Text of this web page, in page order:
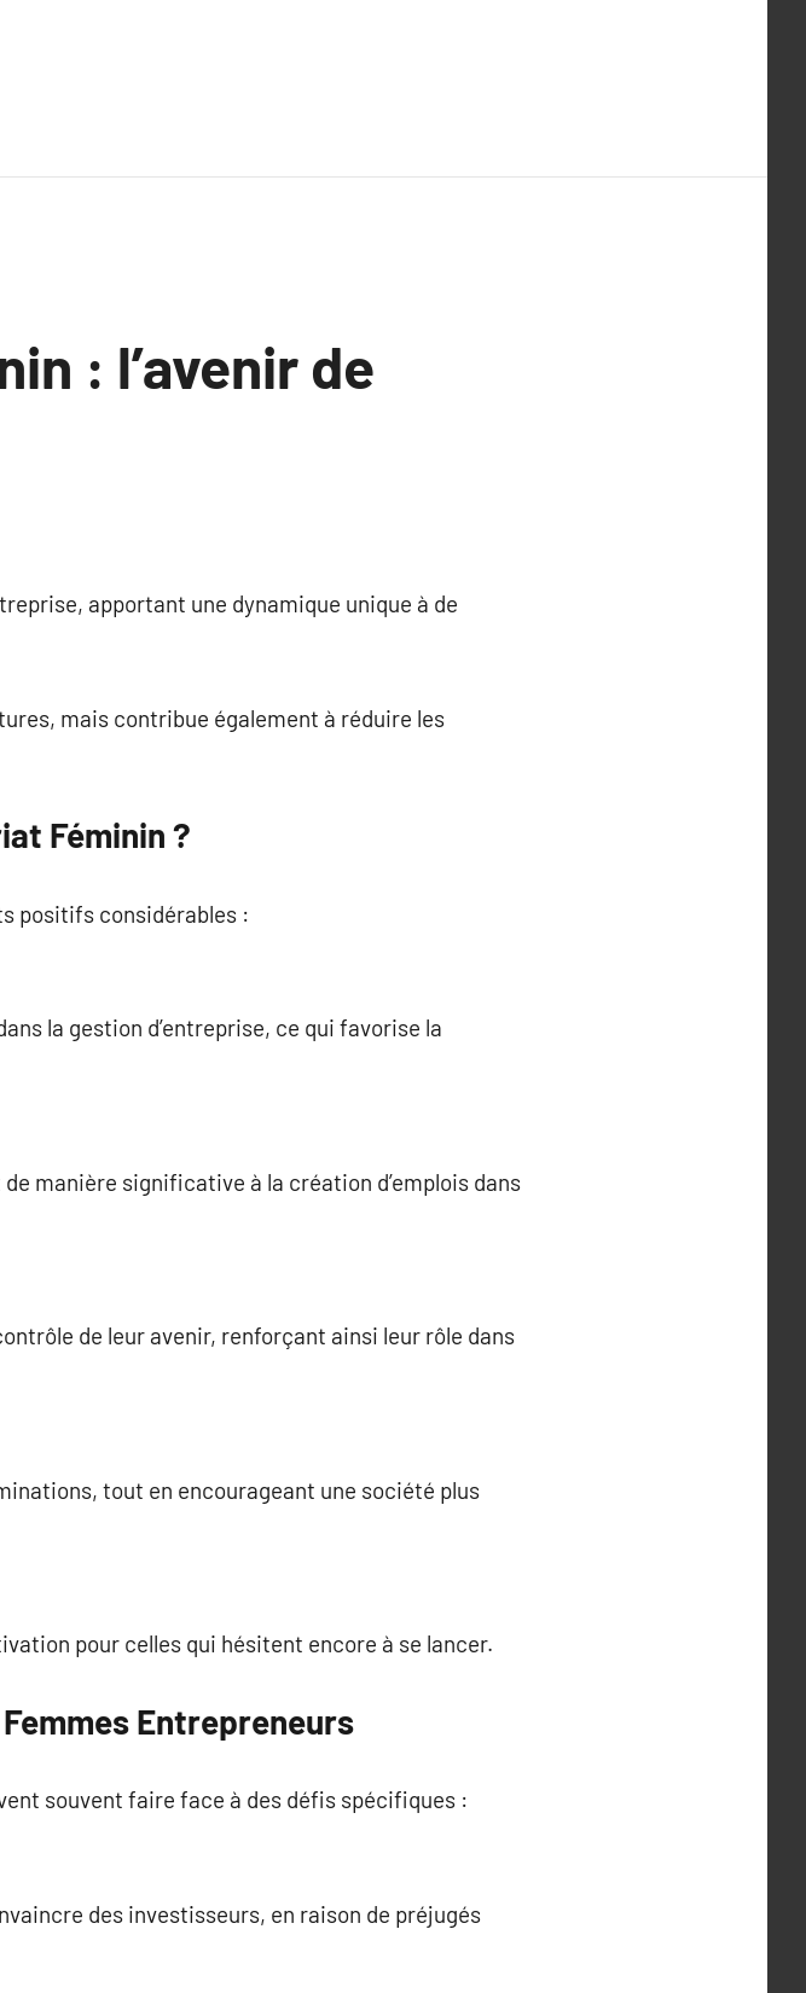
: l’avenir de
apportant une dynamique unique à de
mais contribue également à réduire les
Féminin ?
positifs considérables :
la gestion d’entreprise, ce qui favorise la
manière significative à la création d’emplois dans
de leur avenir, renforçant ainsi leur rôle dans
tout en encourageant une société plus
pour celles qui hésitent encore à se lancer.
Entrepreneurs
souvent faire face à des défis spécifiques :
des investisseurs, en raison de préjugés